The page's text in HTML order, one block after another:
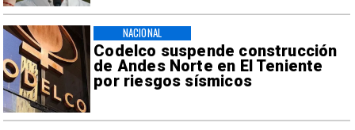
Codelco suspende construcción
de Andes Norte en El Teniente
por riesgos sísmicos
NACIONAL